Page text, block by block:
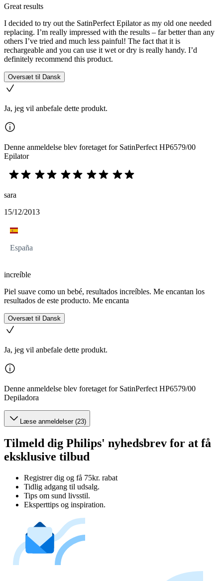
Great results
I decided to try out the SatinPerfect Epilator as my old one needed
replacing. I’m really impressed with the results – far better than any
others I’ve tried and much less painful! The fact that it is
rechargeable and you can use it wet or dry is really handy. I’d
definitely recommend this product.
Oversæt til Dansk
Ja, jeg vil anbefale dette produkt.
Denne anmeldelse blev foretaget for SatinPerfect HP6579/00
Epilator
sara
15/12/2013
España
increíble
Piel suave como un bebé, resultados increíbles. Me encantan los
resultados de este producto. Me encanta
Oversæt til Dansk
Ja, jeg vil anbefale dette produkt.
Denne anmeldelse blev foretaget for SatinPerfect HP6579/00
Depiladora
Læse anmeldelser (23)
Tilmeld dig Philips' nyhedsbrev for at få
eksklusive tilbud
Registrer dig og få 75kr. rabat
Tidlig adgang til udsalg.
Tips om sund livsstil.
Eksperttips og inspiration.